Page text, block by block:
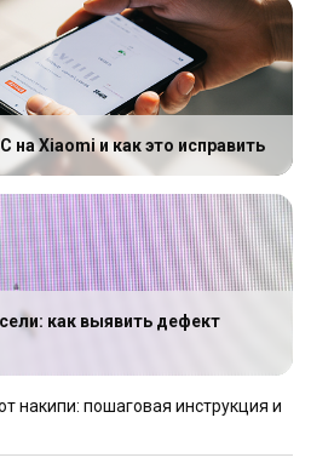
на Xiaomi и как это исправить
как выявить дефект
накипи: пошаговая инструкция и